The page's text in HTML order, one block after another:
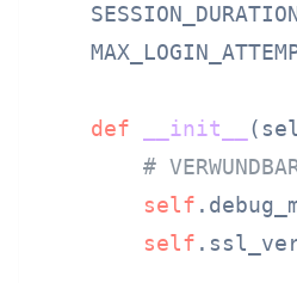
def __init__ (
#
self
self